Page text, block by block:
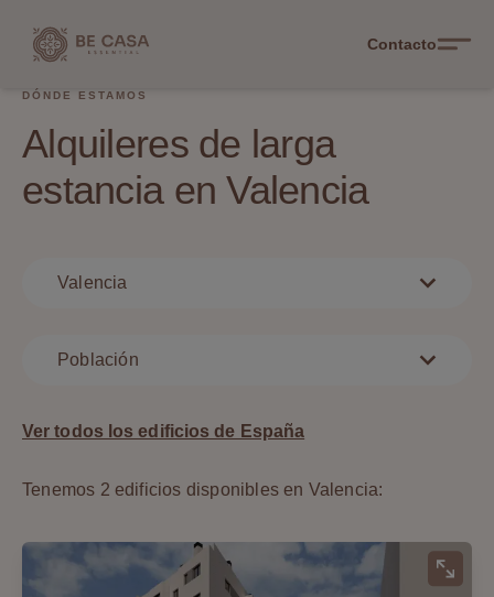
Contacto
DÓNDE ESTAMOS
Alquileres de larga
estancia en Valencia
Valencia
Población
Ver todos los edificios de España
Tenemos 2 edificios disponibles en Valencia: